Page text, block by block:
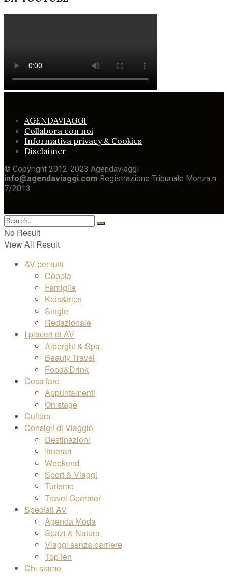
AGENDAVIAGGI
Collabora con noi
Informativa privacy & Cookies
Disclaimer
© Copyright 2012-2023 Agendaviaggi
info@agendaviaggi.com Registrazione Tribunale Monza n.
7/2013
No Result
View All Result
AV per tutti
Coppia
Famiglia
Kids&trips
Single
Redazionale
I piaceri di AV
Alberghi & Spa
Beauty Travel
Food&Drink
Cosa fare
Appuntamenti
On stage
Cultura
Consigli di Viaggio
Destinazioni
Itinerari
Weekend
Sport & Viaggi
Turismo
Travel Operator
Speciali AV
Agenda Moda
Spazi & Natura
Viaggi senza barriere
TopTen
Chi siamo